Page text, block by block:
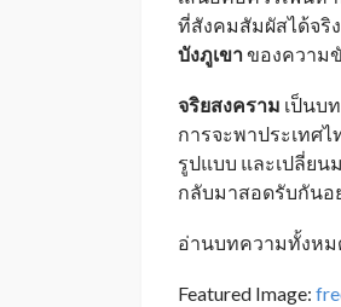
ที่สังคมสัมผัสได้จริ
บังภูเขาของความ
จริยสงคราม เป็นบ
การจะพาประเทศ
รูปแบบ และเปลี่ย
กลับมาสอดรับกันอ
อ่านบทความทั้งหม
Featured Image: